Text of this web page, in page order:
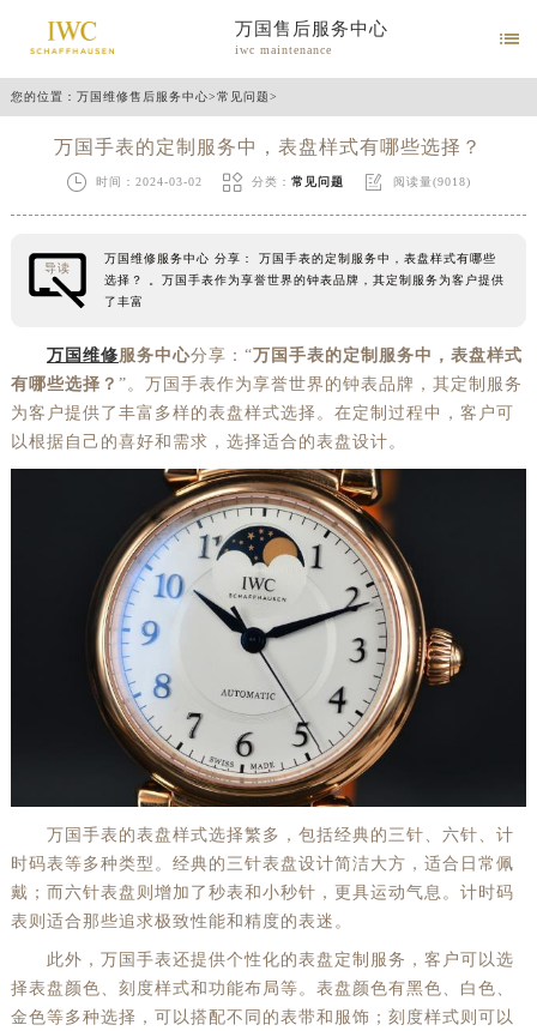
万国售后服务中心
iwc maintenance

您的位置： 万国维修售后服务中心>常见问题>
万国手表的定制服务中，表盘样式有哪些选择？
 时间：2024-03-02  分类： 常见问题  阅读量(9018)
导读
万国维修服务中心 分享： 万国手表的定制服务中，表盘样式有哪些
选择？ 。万国手表作为享誉世界的钟表品牌，其定制服务为客户提供
了丰富
万国维修服务中心分享：“万国手表的定制服务中，表盘样式
有哪些选择？ ”。万国手表作为享誉世界的钟表品牌，其定制服务
为客户提供了丰富多样的表盘样式选择。在定制过程中，客户可
以根据自己的喜好和需求，选择适合的表盘设计。
万国手表的表盘样式选择繁多，包括经典的三针、六针、计
时码表等多种类型。经典的三针表盘设计简洁大方，适合日常佩
戴；而六针表盘则增加了秒表和小秒针，更具运动气息。计时码
表则适合那些追求极致性能和精度的表迷。
此外，万国手表还提供个性化的表盘定制服务，客户可以选
择表盘颜色、刻度样式和功能布局等。表盘颜色有黑色、白色、
金色等多种选择，可以搭配不同的表带和服饰；刻度样式则可以